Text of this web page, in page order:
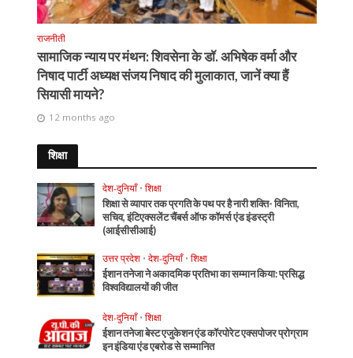
राजनीती
सामाजिक न्याय पर मंथन: शिवसेना के डॉ. अभिषेक वर्मा और
निषाद पार्टी अध्यक्ष संजय निषाद की मुलाकात, जानें क्या हैं
सियासी मायने?
12 months ago
शिक्षा
देश-दुनियाँ • शिक्षा
शिक्षा से व्यापार तक प्रगति के पथ पर है नारी शक्ति- विनिता,
सचिव, इंटिएक्सलेंट चैंबर्स ऑफ कॉमर्स एंड इंडस्ट्री
(आईसीसीआई)
उत्तर प्रदेश • देश-दुनियाँ • शिक्षा
ईशान तनेजा ने अकादमिक प्रतिभा का सम्मान किया: प्रसिद्ध
विश्वविद्यालयों की जीत
देश-दुनियाँ • शिक्षा
ईशान तनेजा बेस्ट एजुकेशन एंड कॉरपोरेट एक्सपोजर प्रोग्राम
इन इंडिया एंड एबरोड से सम्मानित